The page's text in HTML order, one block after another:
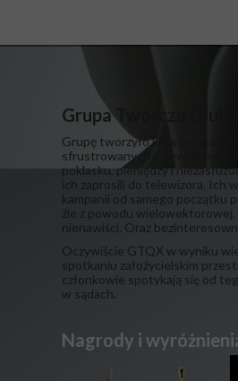
Grupa Twórcza Qlub
Grupę tworzyło kilka
sfrustrowanych indywiduów,
poklasku, pieniędzy i
ich zaprosili do telewizora. Ich
kampanii od samego początku
źle z powodu wielowektorowej,
nienawiści. Oraz
​Oczywiście GTQX w wyniku
spotkaniu założycielskim
członkowie spotykają się od
w sądach.
Nagrody i